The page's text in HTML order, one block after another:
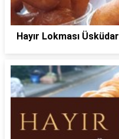
Hayır Lokması Üsküdar